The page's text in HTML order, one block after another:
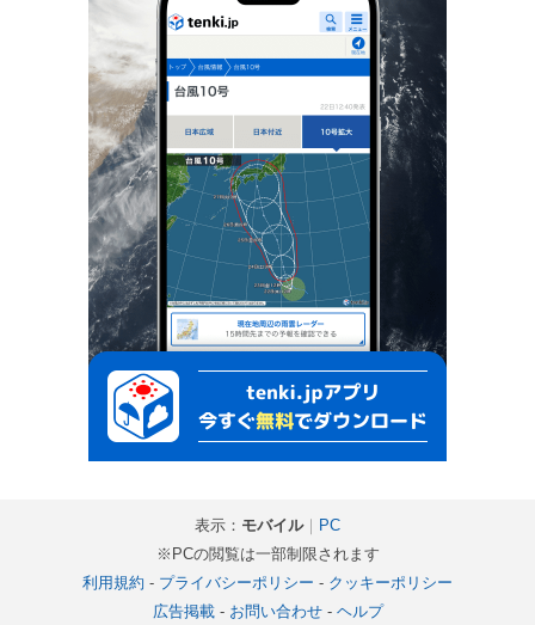
表示： モバイル｜ PC
※PCの閲覧は一部制限されます
利用規約 - プライバシーポリシー - クッキーポリシー
広告掲載- お問い合わせ- ヘルプ